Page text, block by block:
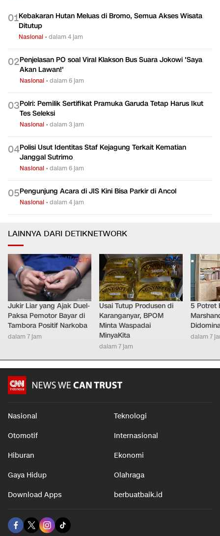
01Kebakaran Hutan Meluas di Bromo, Semua Akses Wisata
Ditutup
Nasional •dalam 4 jam
02Penjelasan PO soal Viral Klakson Bus Suara Jokowi 'Saya
Akan Lawan!'
Nasional •dalam 6 jam
03Polri: Pemilik Sertifikat Pramuka Garuda Tetap Harus Ikut
Tes Seleksi
Nasional •dalam 3 jam
04Polisi Usut Identitas Staf Kejagung Terkait Kematian
Janggal Sutrimo
Nasional •dalam 6 jam
05Pengunjung Acara di JIS Kini Bisa Parkir di Ancol
Nasional •dalam 4 jam
LAINNYA DARI DETIKNETWORK
Jukir Liar yang Ajak Duel-
Paksa Pemotor Bayar di
Tambora Positif Narkoba
dalam 7 jam
Usai Tutup Produsen di
Karanganyar, BPOM
Minta Waspadai
MinyaKita
dalam 7 jam
5 Potret
dalam 7
Nasional Teknologi
Otomotif Internasional
Hiburan Ekonomi
Gaya Hidup Olahraga
Download Apps berbuatbaik.id